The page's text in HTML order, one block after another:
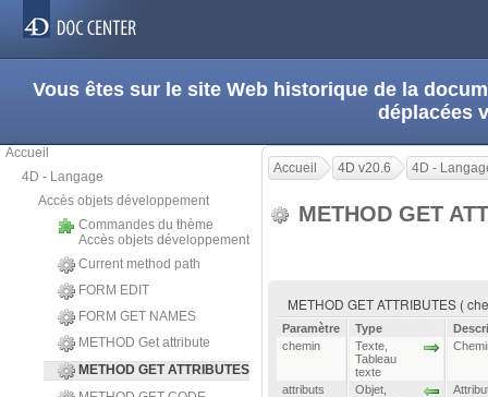
Vous êtes sur le site Web historique de la
déplacées
Accueil
4D - Langage
Accès objets développement
Commandes du thème
Accès objets développement
Current method path
FORM EDIT
FORM GET NAMES
METHOD Get attribute
METHOD GET ATTRIBUTES
Accueil 4D v20.6 4D -
METHOD GET
METHOD GET ATTRIBUTES (
Paramètre Type
chemin
Texte
Tableau
texte
attributs Objet